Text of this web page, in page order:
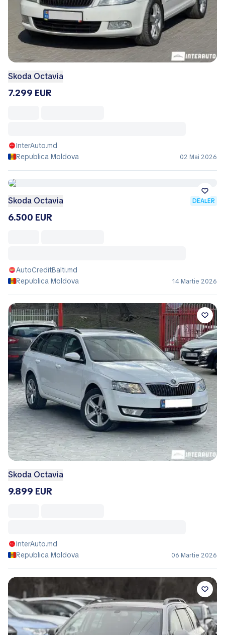
Skoda Octavia
7.299 EUR
InterAuto.md
Republica Moldova
02 Mai 2026
Skoda Octavia DEALER
6.500 EUR
AutoCreditBalti.md
Republica Moldova
14 Martie 2026
Skoda Octavia
9.899 EUR
InterAuto.md
Republica Moldova
06 Martie 2026